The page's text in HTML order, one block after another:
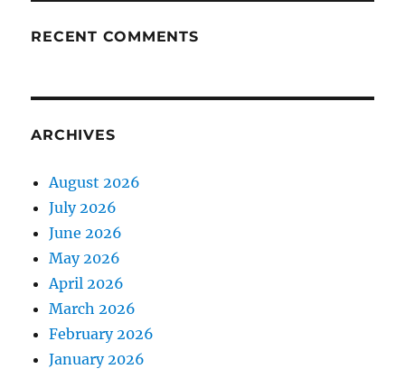
RECENT COMMENTS
ARCHIVES
August 2026
July 2026
June 2026
May 2026
April 2026
March 2026
February 2026
January 2026